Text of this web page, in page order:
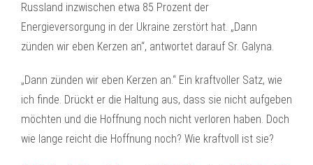
Russland inzwischen etwa 85 Prozent der
Energieversorgung in der Ukraine zerstört hat. „Dann
zünden wir eben Kerzen an“, antwortet darauf Sr. Galyna.
„Dann zünden wir eben Kerzen an.“ Ein kraftvoller Satz, wie
ich finde. Drückt er die Haltung aus, dass sie nicht aufgeben
möchten und die Hoffnung noch nicht verloren haben. Doch
wie lange reicht die Hoffnung noch? Wie kraftvoll ist sie?